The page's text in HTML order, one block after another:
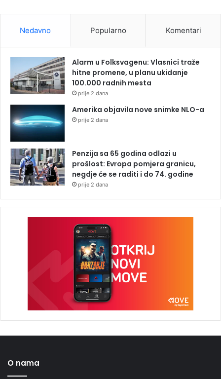
Nedavno Popularno Komentari
Alarm u Folksvagenu: Vlasnici traže
hitne promene, u planu ukidanje
100.000 radnih mesta
prije 2 dana
Amerika objavila nove snimke NLO-a
prije 2 dana
Penzija sa 65 godina odlazi u
prošlost: Evropa pomjera granicu,
negdje će se raditi i do 74. godine
prije 2 dana
O nama